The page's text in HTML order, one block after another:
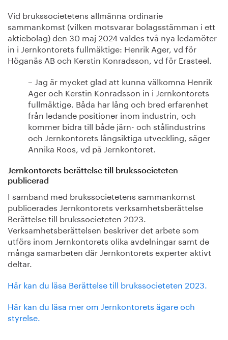
Vid brukssocietetens allmänna ordinarie
sammankomst (vilken motsvarar bolagsstämman i ett
aktiebolag) den 30 maj 2024 valdes två nya ledamöter
in i Jernkontorets fullmäktige: Henrik Ager, vd för
Höganäs AB och Kerstin Konradsson, vd för Erasteel.
– Jag är mycket glad att kunna välkomna Henrik
Ager och Kerstin Konradsson in i Jernkontorets
fullmäktige. Båda har lång och bred erfarenhet
från ledande positioner inom industrin, och
kommer bidra till både järn- och stålindustrins
och Jernkontorets långsiktiga utveckling, säger
Annika Roos, vd på Jernkontoret.
Jernkontorets berättelse till brukssocieteten
publicerad
I samband med brukssocietetens sammankomst
publicerades Jernkontorets verksamhetsberättelse
Berättelse till brukssocieteten 2023.
Verksamhetsberättelsen beskriver det arbete som
utförs inom Jernkontorets olika avdelningar samt de
många samarbeten där Jernkontorets experter aktivt
deltar.
Här kan du läsa Berättelse till brukssocieteten 2023.
Här kan du läsa mer om Jernkontorets ägare och
styrelse.